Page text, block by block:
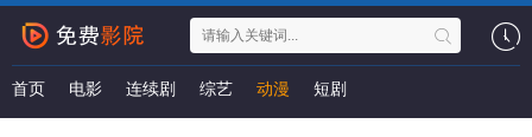
首页 电影 连续剧 综艺 动漫 短剧